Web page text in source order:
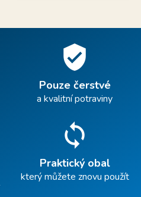
verified_user
Pouze čerstvé
a kvalitní potraviny
sync
Praktický obal
který můžete znovu použít